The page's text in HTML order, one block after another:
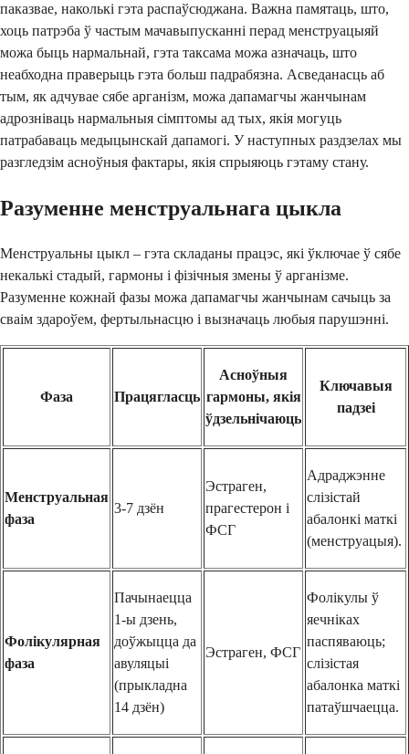
паказвае, наколькі гэта распаўсюджана. Важна памятаць, што,
хоць патрэба ў частым мачавыпусканні перад менструацыяй
можа быць нармальнай, гэта таксама можа азначаць, што
неабходна праверыць гэта больш падрабязна. Асведанасць аб
тым, як адчувае сябе арганізм, можа дапамагчы жанчынам
адрозніваць нармальныя сімптомы ад тых, якія могуць
патрабаваць медыцынскай дапамогі. У наступных раздзелах мы
разгледзім асноўныя фактары, якія спрыяюць гэтаму стану.
Разуменне менструальнага цыкла
Менструальны цыкл – гэта складаны працэс, які ўключае ў сябе
некалькі стадый, гармоны і фізічныя змены ў арганізме.
Разуменне кожнай фазы можа дапамагчы жанчынам сачыць за
сваім здароўем, фертыльнасцю і вызначаць любыя парушэнні.
Фаза Працягласць
Асноўныя
гармоны, якія
ўдзельнічаюць
Ключавыя
падзеі
Менструальная
фаза
3-7 дзён
Эстраген,
прагестерон і
ФСГ
Адраджэнне
слізістай
абалонкі маткі
(менструацыя).
Фолікулярная
фаза
Пачынаецца
1-ы дзень,
доўжыцца да
авуляцыі
(прыкладна
14 дзён)
Эстраген, ФСГ
Фолікулы ў
яечніках
паспяваюць;
слізістая
абалонка маткі
патаўшчаецца.